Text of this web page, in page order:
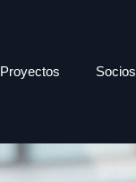
Proyectos Socios